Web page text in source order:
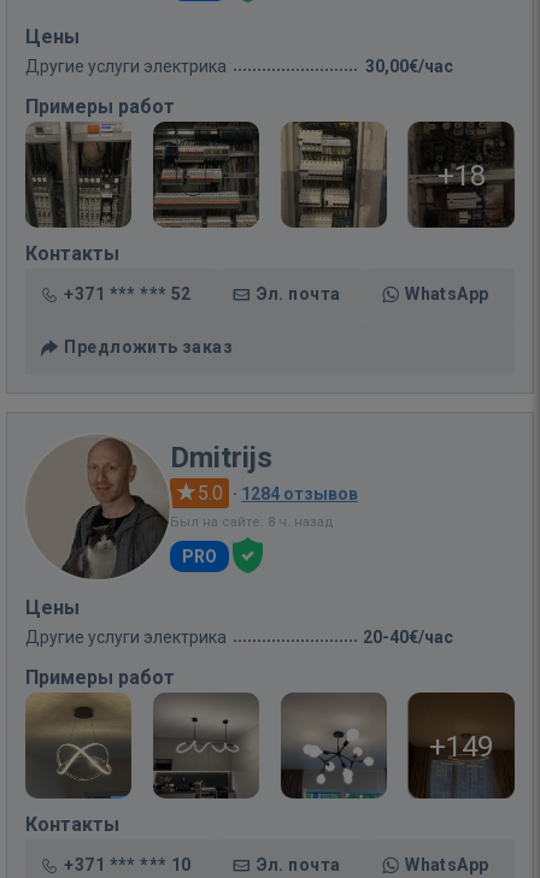
Цены
Другие услуги электрика 30,00€/час
Примеры работ
+18
Контакты
+371 *** *** 52 Эл. почта WhatsApp
Предложить заказ
Dmitrijs
5.0 · 1284 отзывов
Был на сайте: 8 ч. назад
PRO
Цены
Другие услуги электрика 20-40€/час
Примеры работ
+149
Контакты
+371 *** *** 10 Эл. почта WhatsApp